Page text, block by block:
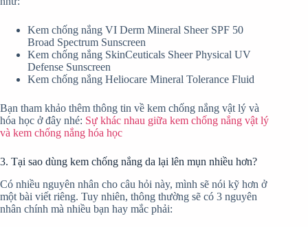
Kem chống nắng VI Derm Mineral Sheer SPF 50
Broad Spectrum Sunscreen
Kem chống nắng SkinCeuticals Sheer Physical UV
Defense Sunscreen
Kem chống nắng Heliocare Mineral Tolerance Fluid
Bạn tham khảo thêm thông tin về kem chống nắng vật lý và
hóa học ở đây nhé: Sự khác nhau giữa kem chống nắng vật lý
và kem chống nắng hóa học
3. Tại sao dùng kem chống nắng da lại lên mụn nhiều hơn?
Có nhiều nguyên nhân cho câu hỏi này, mình sẽ nói kỹ hơn ở
một bài viết riêng. Tuy nhiên, thông thường sẽ có 3 nguyên
nhân chính mà nhiều bạn hay mắc phải: